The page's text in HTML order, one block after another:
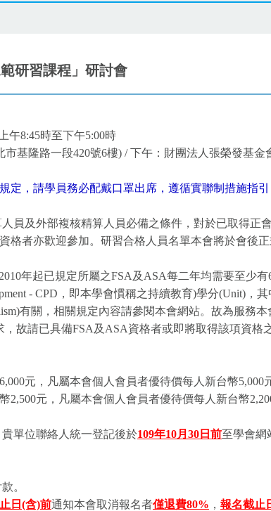
研習課程」研討會
午8:45時至下午5:00時
基隆路一段420號6樓) / 下午：財團法人張榮發基金
定，請學員務必配戴口罩出席 ，遵循實聯制措施指
員及外部複核精算人員必備之條件，對於已取得正
者亦歡迎參加。研習合格人員名單本會將於會後正
年起已規定所屬之FSA及ASA每二年均需要至少
- CPD，即本學會慣稱之持續教育)學分(Unit)，
有關，相關規定內容請參閱本會網站。故為服務
請已具備FSA及ASA資格者或即將取得該項資格之
元，凡屬本會個人會員者優待價每人新台幣5,000
元，凡屬本會個人會員者優待價每人新台幣
單位聯絡人統一登記後於109年10月30日前至學會網
。
日(含)前通知本會取消報名者僅退費80% ， 報名截止